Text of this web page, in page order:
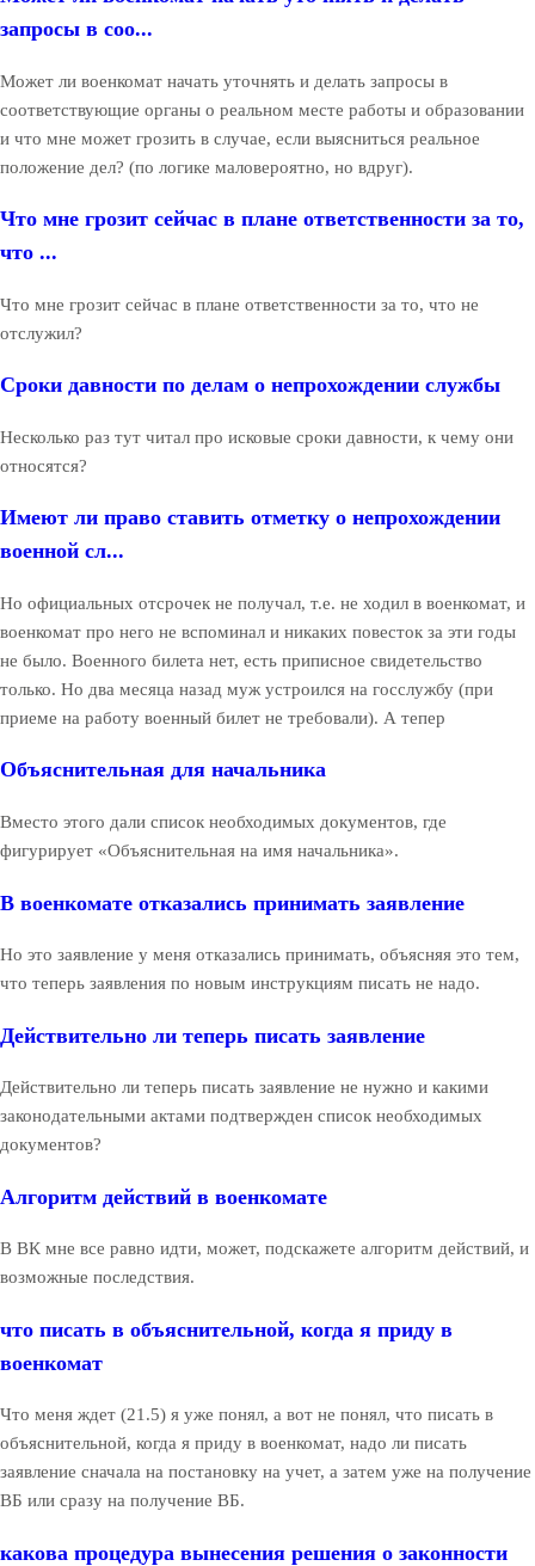
запросы в соо...
Может ли военкомат начать уточнять и делать запросы в
соответствующие органы о реальном месте работы и образовании
и что мне может грозить в случае, если выясниться реальное
положение дел? (по логике маловероятно, но вдруг).
Что мне грозит сейчас в плане ответственности за то,
что ...
Что мне грозит сейчас в плане ответственности за то, что не
отслужил?
Сроки давности по делам о непрохождении службы
Несколько раз тут читал про исковые сроки давности, к чему они
относятся?
Имеют ли право ставить отметку о непрохождении
военной сл...
Но официальных отсрочек не получал, т.е. не ходил в военкомат, и
военкомат про него не вспоминал и никаких повесток за эти годы
не было. Военного билета нет, есть приписное свидетельство
только. Но два месяца назад муж устроился на госслужбу (при
приеме на работу военный билет не требовали). А тепер
Объяснительная для начальника
Вместо этого дали список необходимых документов, где
фигурирует «Объяснительная на имя начальника».
В военкомате отказались принимать заявление
Но это заявление у меня отказались принимать, объясняя это тем,
что теперь заявления по новым инструкциям писать не надо.
Действительно ли теперь писать заявление
Действительно ли теперь писать заявление не нужно и какими
законодательными актами подтвержден список необходимых
документов?
Алгоритм действий в военкомате
В ВК мне все равно идти, может, подскажете алгоритм действий, и
возможные последствия.
что писать в объяснительной, когда я приду в
военкомат
Что меня ждет (21.5) я уже понял, а вот не понял, что писать в
объяснительной, когда я приду в военкомат, надо ли писать
заявление сначала на постановку на учет, а затем уже на получение
ВБ или сразу на получение ВБ.
какова процедура вынесения решения о законности